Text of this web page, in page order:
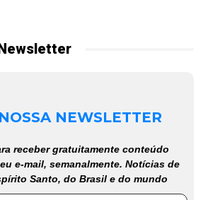
NEWSLETTER
receber gratuitamente conteúdo
e-mail, semanalmente. Notícias de
Santo, do Brasil e do mundo